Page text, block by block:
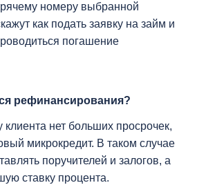
номеру выбранной
как подать заявку на займ и
погашение
рефинансирования?
нет больших просрочек,
микрокредит. В таком случае
поручителей и залогов, а
ставку процента.